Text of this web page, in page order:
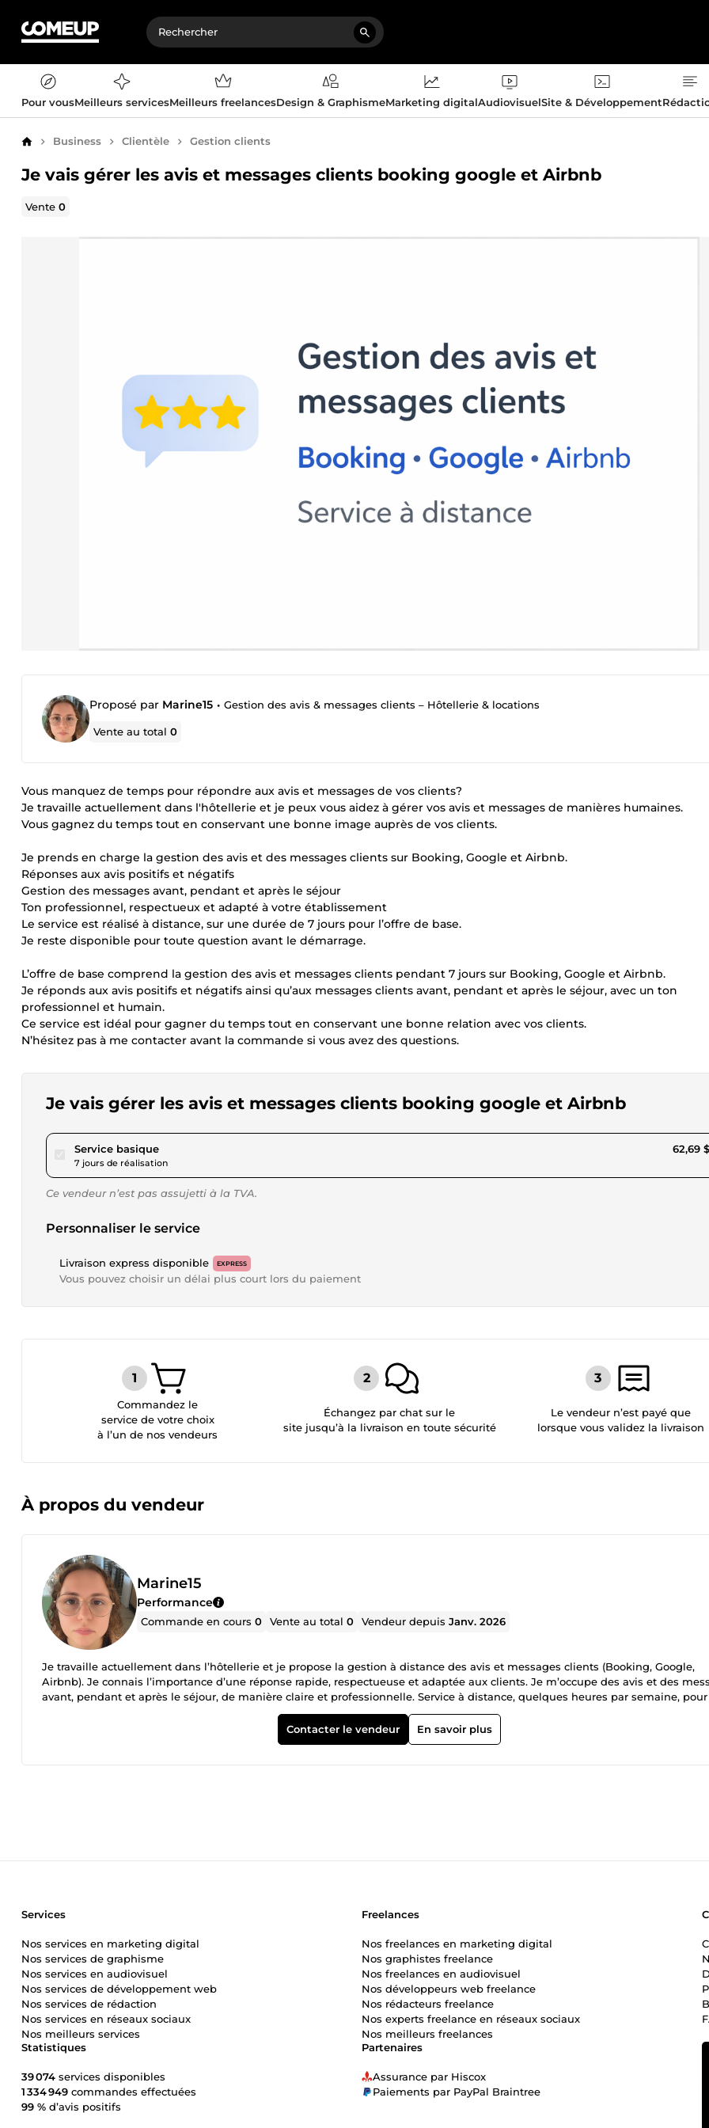
Pour vousMeilleurs servicesMeilleurs freelancesDesign & GraphismeMarketing digitalAudiovisuelSite & Développement
AccueilBusiness Clientèle Gestion clients
Je vais gérer les avis et messages clients booking google et Airbnb
Vente0
Proposé par Marine15 • Gestion des avis & messages clients – Hôtellerie & locations
Vente au total0
Vous manquez de temps pour répondre aux avis et messages de vos clients?
Je travaille actuellement dans l'hôtellerie et je peux vous aidez à gérer vos avis et messages de manières humaines.
Vous gagnez du temps tout en conservant une bonne image auprès de vos clients.
Je prends en charge la gestion des avis et des messages clients sur Booking, Google et Airbnb.
Réponses aux avis positifs et négatifs
Gestion des messages avant, pendant et après le séjour
Ton professionnel, respectueux et adapté à votre établissement
Le service est réalisé à distance, sur une durée de 7 jours pour l’offre de base.
Je reste disponible pour toute question avant le démarrage.
L’offre de base comprend la gestion des avis et messages clients pendant 7 jours sur Booking, Google et Airbnb.
Je réponds aux avis positifs et négatifs ainsi qu’aux messages clients avant, pendant et après le séjour, avec un ton
professionnel et humain.
Ce service est idéal pour gagner du temps tout en conservant une bonne relation avec vos clients.
N’hésitez pas à me contacter avant la commande si vous avez des questions.
Je vais gérer les avis et messages clients booking google et Airbnb
Service basiquepour 57,78 $US
7 jours de réalisation
62,69
Ce vendeur n’est pas assujetti à la TVA.
Personnaliser le service
Livraison express disponible EXPRESS
Vous pouvez choisir un délai plus court lors du paiement
Commandez le
service de votre choix
à l’un de nos vendeurs
Échangez par chat sur le
site jusqu’à la livraison en toute sécurité
Le vendeur n’est payé que
lorsque vous validez la livraison
À propos du vendeur
Marine15
Performance
Commande en cours0 Vente au total0 Vendeur depuisJanv. 2026
Je travaille actuellement dans l’hôtellerie et je propose la gestion à distance des avis et messages clients (Booking, Google,
Airbnb). Je connais l’importance d’une réponse rapide, respectueuse et adaptée aux clients. Je m’occupe des avis et des
avant, pendant et après le séjour, de manière claire et professionnelle. Service à distance, quelques heures par semaine,
faire gagner du temps et préserver votre image. Marine
Contacter le vendeur
En savoir plus
Partenaires
Assurance par Hiscox
Paiements par PayPal Braintree
Statistiques
39 074 services disponibles
1 334 949 commandes effectuées
99 % d’avis positifs
Services
Nos services en marketing digital
Nos services de graphisme
Nos services en audiovisuel
Nos services de développement web
Nos services de rédaction
Nos services en réseaux sociaux
Nos meilleurs services
Freelances
Nos freelances en marketing digital
Nos graphistes freelance
Nos freelances en audiovisuel
Nos développeurs web freelance
Nos rédacteurs freelance
Nos experts freelance en réseaux sociaux
Nos meilleurs freelances